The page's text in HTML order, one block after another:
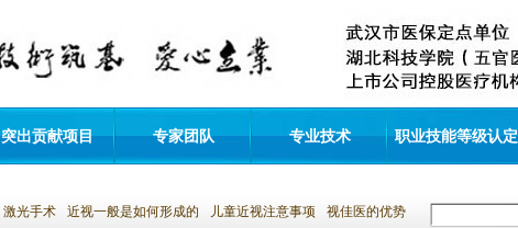
突出贡献项目 专家团队 专业技术 职业技能等级认定
激光手术 近视一般是如何形成的 儿童近视注意事项 视佳医的优势